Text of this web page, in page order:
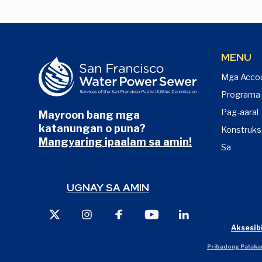
Mayroon bang mga
katanungan o puna?
Mangyaring ipaalam sa amin!
UGNAY SA AMIN
MENU
Mga
Programa
Pag-aaral
Sa
Pribadong